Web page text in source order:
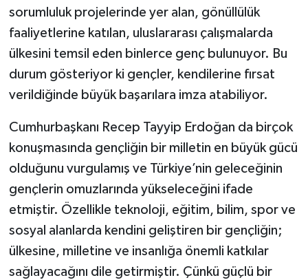
sorumluluk projelerinde yer alan, gönüllülük
faaliyetlerine katılan, uluslararası çalışmalarda
ülkesini temsil eden binlerce genç bulunuyor. Bu
durum gösteriyor ki gençler, kendilerine fırsat
verildiğinde büyük başarılara imza atabiliyor.
Cumhurbaşkanı Recep Tayyip Erdoğan da birçok
konuşmasında gençliğin bir milletin en büyük gücü
olduğunu vurgulamış ve Türkiye’nin geleceğinin
gençlerin omuzlarında yükseleceğini ifade
etmiştir. Özellikle teknoloji, eğitim, bilim, spor ve
sosyal alanlarda kendini geliştiren bir gençliğin;
ülkesine, milletine ve insanlığa önemli katkılar
sağlayacağını dile getirmiştir. Çünkü güçlü bir